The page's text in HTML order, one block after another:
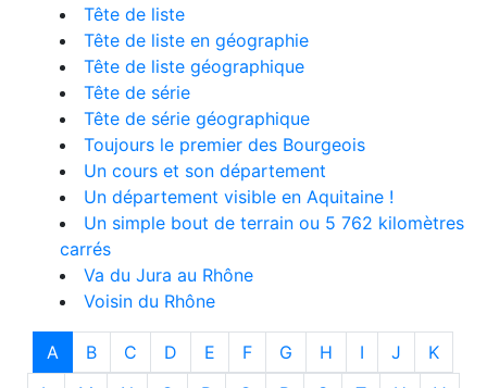
Tête de liste
Tête de liste en géographie
Tête de liste géographique
Tête de série
Tête de série géographique
Toujours le premier des Bourgeois
Un cours et son département
Un département visible en Aquitaine !
Un simple bout de terrain ou 5 762 kilomètres
carrés
Va du Jura au Rhône
Voisin du Rhône
A B C D E F G H I J
K